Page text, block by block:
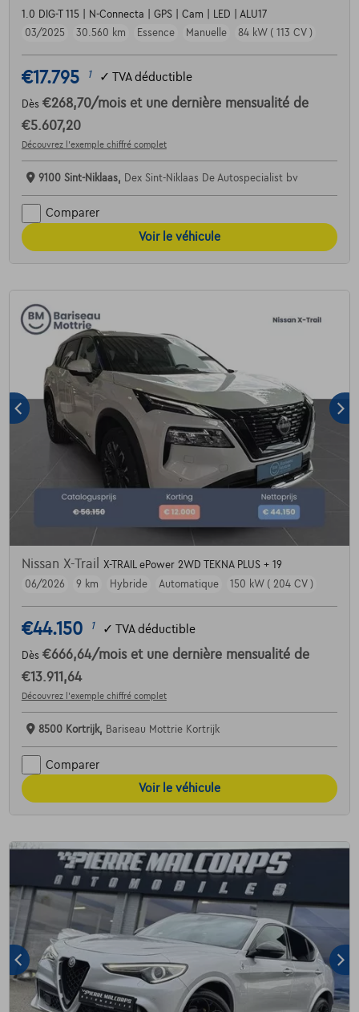
1.0 DIG-T 115 | N-Connecta | GPS | Cam | LED | ALU17
03/2025
30.560 km Essence Manuelle 84 kW ( 113 CV )
€17.795 1 ✓ TVA déductible
Dès €268,70/mois et une dernière mensualité de
€5.607,20
Découvrez l’exemple chiffré complet
9100 Sint-Niklaas, Dex Sint-Niklaas De Autospecialist bv
Comparer
Voir le véhicule
Nissan X-Trail
X-TRAIL ePower 2WD TEKNA PLUS + 19
06/2026
9 km Hybride Automatique 150 kW ( 204 CV )
€44.150 1 ✓ TVA déductible
Dès €666,64/mois et une dernière mensualité de
€13.911,64
Découvrez l’exemple chiffré complet
8500 Kortrijk, Bariseau Mottrie Kortrijk
Comparer
Voir le véhicule